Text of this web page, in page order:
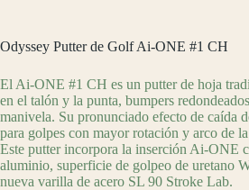
Odyssey Putter de Golf Ai-ONE #1 CH
El Ai-ONE #1 CH es un putter de hoja
en el talón y la punta, bumpers
manivela. Su pronunciado efecto de caída
para golpes con mayor rotación y arco de
Este putter incorpora la inserción Ai-ONE
aluminio, superficie de golpeo de uretano
nueva varilla de acero SL 90 Stroke Lab.